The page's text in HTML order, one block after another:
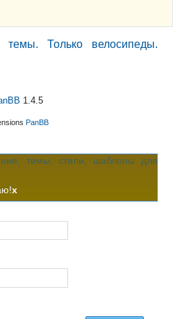
темы. Только велосипеды.
1.4.5
PanBB
x